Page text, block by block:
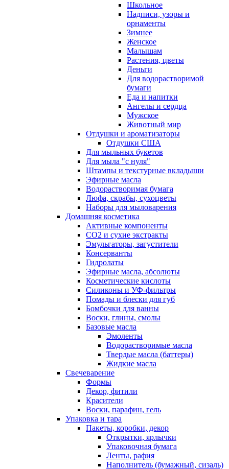
Школьное
Надписи, узоры и
орнаменты
Зимнее
Женское
Малышам
Растения, цветы
Деньги
Для водорастворимой
бумаги
Еда и напитки
Ангелы и сердца
Мужское
Животный мир
Отдушки и ароматизаторы
Отдушки США
Для мыльных букетов
Для мыла "с нуля"
Штампы и текстурные вкладыши
Эфирные масла
Водорастворимая бумага
Люфа, скрабы, сухоцветы
Наборы для мыловарения
Домашняя косметика
Активные компоненты
СО2 и сухие экстракты
Эмульгаторы, загустители
Консерванты
Гидролаты
Эфирные масла, абсолюты
Косметические кислоты
Силиконы и УФ-фильтры
Помады и блески для губ
Бомбочки для ванны
Воски, глины, смолы
Базовые масла
Эмоленты
Водорастворимые масла
Твердые масла (баттеры)
Жидкие масла
Свечеварение
Формы
Декор, фитили
Красители
Воски, парафин, гель
Упаковка и тара
Пакеты, коробки, декор
Открытки, ярлычки
Упаковочная бумага
Ленты, рафия
Наполнитель (бумажный, сизаль)